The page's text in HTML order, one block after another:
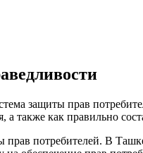
защиты прав
также как правильно
прав потребителей. В